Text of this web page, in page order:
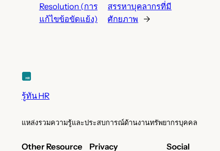
Resolution (การ
แก้ไขข้อขัดแย้ง)
สรรหาบุคลากรที่มี
ศักยภาพ
→
รู้ทัน HR
แหล่งรวมความรู้และประสบการณ์ด้านงานทรัพยากรบุคคล
Other Resource Privacy Social